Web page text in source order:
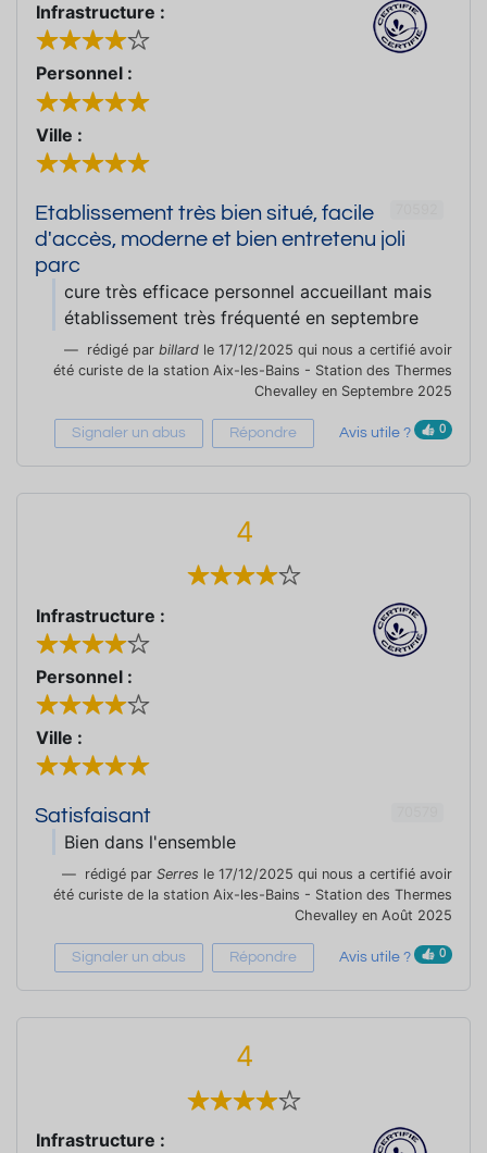
Infrastructure :
Personnel :
Ville :
Etablissement très bien situé, facile
d'accès, moderne et bien entretenu joli
parc
cure très efficace personnel accueillant mais
établissement très fréquenté en septembre
rédigé par billard le 17/12/2025 qui nous a certifié avoir
été curiste de la station Aix-les-Bains - Station des Thermes
Chevalley en Septembre 2025
Signaler un abus Répondre Avis utile ? 0
4
Infrastructure :
Personnel :
Ville :
Satisfaisant
Bien dans l'ensemble
rédigé par Serres le 17/12/2025 qui nous a certifié avoir
été curiste de la station Aix-les-Bains - Station des Thermes
Chevalley en Août 2025
Signaler un abus Répondre Avis utile ? 0
4
Infrastructure :